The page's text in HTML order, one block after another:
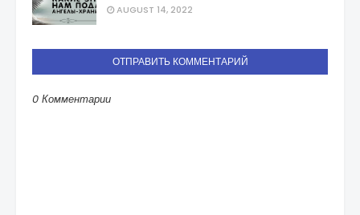
AUGUST 14, 2022
ОТПРАВИТЬ КОММЕНТАРИЙ
0 Комментарии